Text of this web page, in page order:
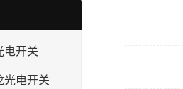
电开关
光电开关